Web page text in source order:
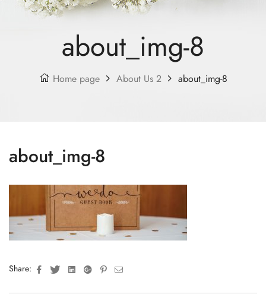
about_img-8
Home page About Us 2 about_img-8
about_img-8
Share: FacebookTwitterLinkedinGoogle+Pinterest
Email